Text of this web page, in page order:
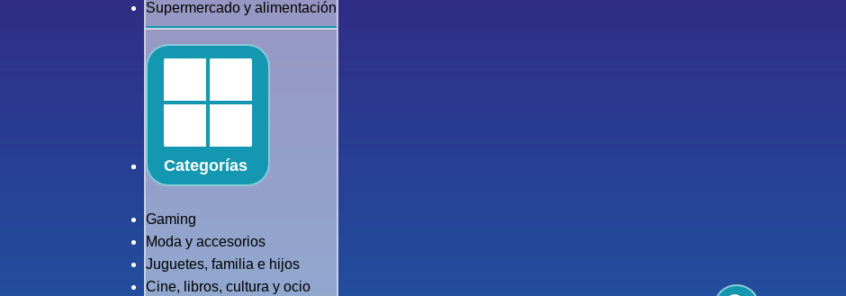
Supermercado y alimentación
Categorías
Gaming
Moda y accesorios
Juguetes, familia e hijos
Cine, libros, cultura y ocio